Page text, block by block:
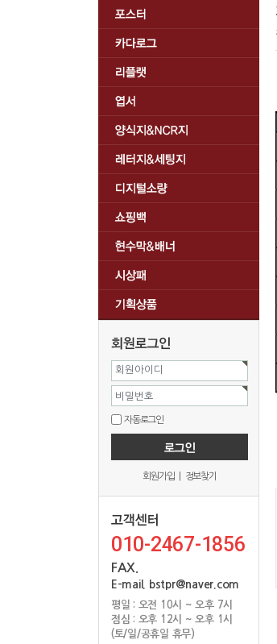
회원아이디
비밀번호
자동로그인
회원가입 정보찾기
010-2467-1856
FAX.
E-mail. bstpr@naver.com
평일 : 오전 10시 ~ 오후 7시
점심 : 오후 12시 ~ 오후 1시
(토/일/공휴일 휴무)